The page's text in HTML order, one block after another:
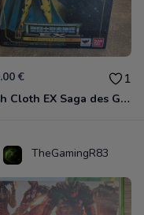
€ 1
Myth Cloth EX Saga des Gémeaux
TheGamingR83